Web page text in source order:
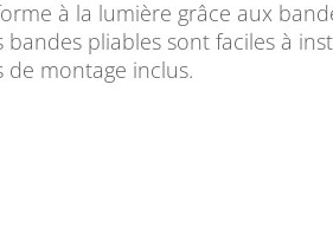
à la lumière grâce aux
bandes pliables sont faciles à
de montage inclus.